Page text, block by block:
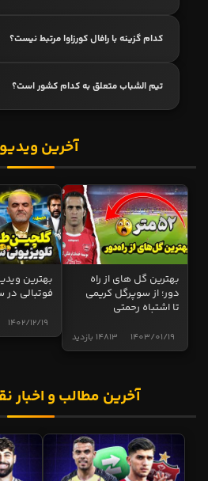
کدام گزینه با رافال کورزاوا مرتبط نیست؟
تیم الشباب متعلق به کدام کشور است؟
آخرین
بهترین گل های از راه
دور؛ از سوپرگل کریمی
تا اشتباه رحمتی
14813 بازدید 1403/01/19
بهترین
فوتبالی در سال
1402/12/19
آخرین مطالب و اخبار